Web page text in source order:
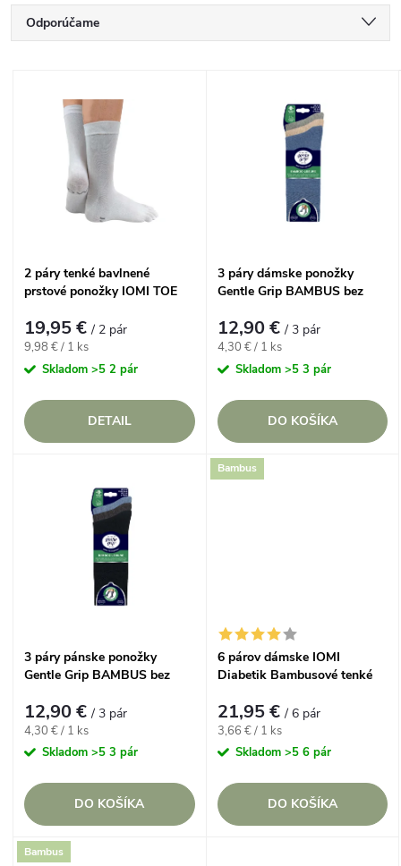
R
e
p
o
o
v
Odporúčame
Najpredávanejšie
Abecedne
s
p
o
d
v
2 páry tenké bavlnené
prstové ponožky IOMI TOE
19,95 €/ 2 pár
Jednotková
cena:
9,98 € / 1 ks
Skladom >5 2 pár
DETAIL
3 páry dámske ponožky
Gentle Grip BAMBUS bez
MIX
12,90 €/ 3 pár
Jednotková
cena:
4,30 € / 1 ks
Skladom >5 3 pár
DO KOŠÍKA
3 páry pánske ponožky
Gentle Grip BAMBUS bez
TMAVÉ
12,90 €/ 3 pár
Jednotková
cena:
4,30 € / 1 ks
Skladom >5 3 pár
DO KOŠÍKA
Bambus
6 párov dámske IOMI
Diabetik Bambusové tenké
21,95 €/ 6 pár
Jednotková
cena:
3,66 € / 1 ks
Skladom >5 6 pár
DO KOŠÍKA
Bambus